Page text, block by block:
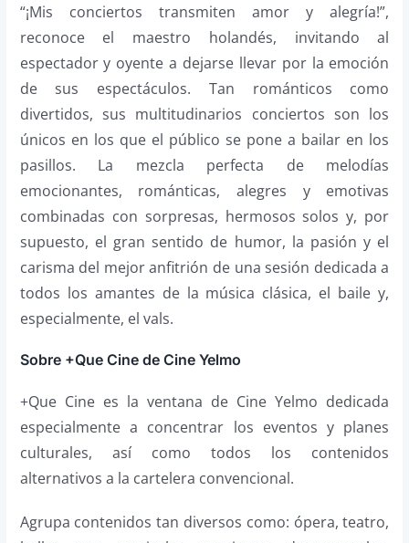
“¡Mis conciertos transmiten amor y alegría!”,
reconoce el maestro holandés, invitando al
espectador y oyente a dejarse llevar por la emoción
de sus espectáculos. Tan románticos como
divertidos, sus multitudinarios conciertos son los
únicos en los que el público se pone a bailar en los
pasillos. La mezcla perfecta de melodías
emocionantes, románticas, alegres y emotivas
combinadas con sorpresas, hermosos solos y, por
supuesto, el gran sentido de humor, la pasión y el
carisma del mejor anfitrión de una sesión dedicada a
todos los amantes de la música clásica, el baile y,
especialmente, el vals.
Sobre +Que Cine de Cine Yelmo
+Que Cine es la ventana de Cine Yelmo dedicada
especialmente a concentrar los eventos y planes
culturales, así como todos los contenidos
alternativos a la cartelera convencional.
Agrupa contenidos tan diversos como: ópera, teatro,